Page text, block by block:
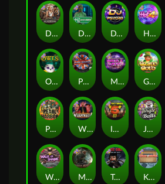
Deadwood xNudge Disturbed DJ Psycho Hot 4 Cash
Owls Punk Rocker Milky Ways Gaelic Gold
Pearl Harbor Whacked Infectious 5 xWays Jingle Balls
Walk of Shame Misery Mining True Grit Redemption Kitchen Drama: Sushi Mania